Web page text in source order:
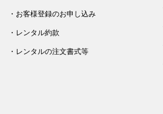
・お客様登録のお申し込み
・レンタル約款
・レンタルの注文書式等